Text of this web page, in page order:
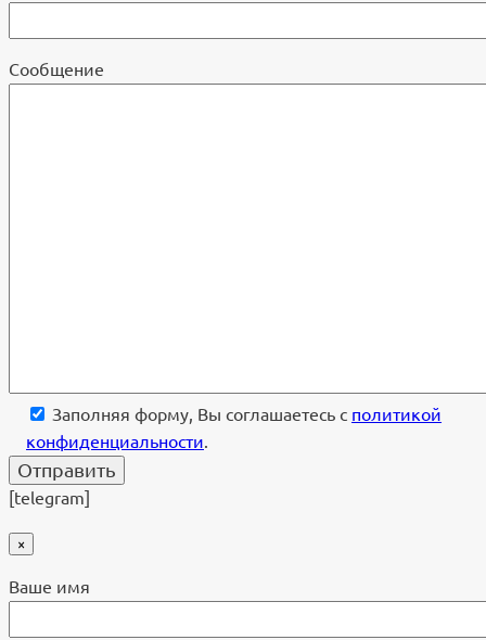
Cообщение
Заполняя форму, Вы соглашаетесь с политикой
конфиденциальности.
[telegram]
×
Ваше имя